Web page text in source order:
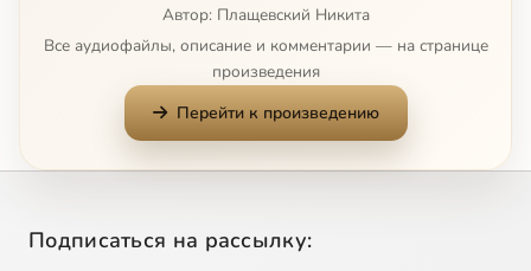
Автор: Плащевский Никита
Все аудиофайлы, описание и комментарии — на странице
произведения
Перейти к произведению
Подписаться на рассылку: